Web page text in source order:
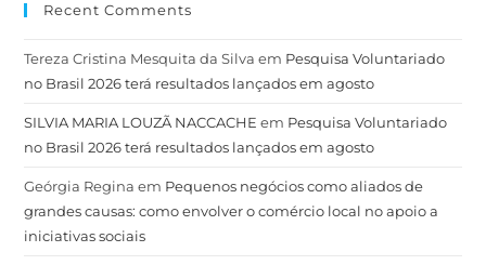
Recent Comments
Tereza Cristina Mesquita da Silva em Pesquisa Voluntariado
no Brasil 2026 terá resultados lançados em agosto
SILVIA MARIA LOUZÃ NACCACHE em Pesquisa Voluntariado
no Brasil 2026 terá resultados lançados em agosto
Geórgia Regina em Pequenos negócios como aliados de
grandes causas: como envolver o comércio local no apoio a
iniciativas sociais